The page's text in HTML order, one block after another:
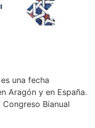
una fecha
Aragón y en España.
Bianual